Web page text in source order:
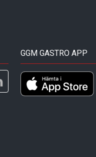
GGM GASTRO APP